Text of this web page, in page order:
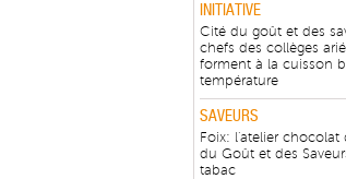
INITIATIVE
Cité du goût et des
chefs des collèges
forment à la cuisson
température
SAVEURS
Foix: l'atelier chocolat
du Goût et des
tabac